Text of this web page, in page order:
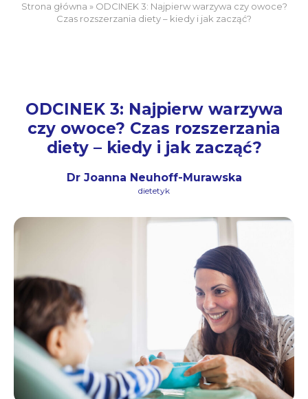
Strona główna » ODCINEK 3: Najpierw warzywa czy owoce?
Czas rozszerzania diety – kiedy i jak zacząć?
ODCINEK 3: Najpierw warzywa
czy owoce? Czas rozszerzania
diety – kiedy i jak zacząć?
Dr Joanna Neuhoff-Murawska
dietetyk